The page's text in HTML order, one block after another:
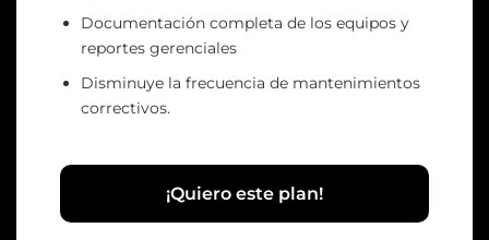
Documentación completa de los equipos y
reportes gerenciales
Disminuye la frecuencia de mantenimientos
correctivos.
¡Quiero este plan!